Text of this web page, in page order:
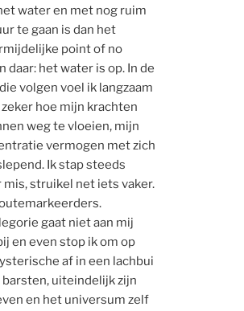
water en met nog ruim
te gaan is dan het
point of no
daar: het water is op. In de
volgen voel ik langzaam
zeker hoe mijn krachten
weg te vloeien, mijn
vermogen met zich
Ik stap steeds
mis, struikel net iets vaker.
gaat niet aan mij
en even stop ik om op
af in een lachbui
uiteindelijk zijn
en het universum zelf